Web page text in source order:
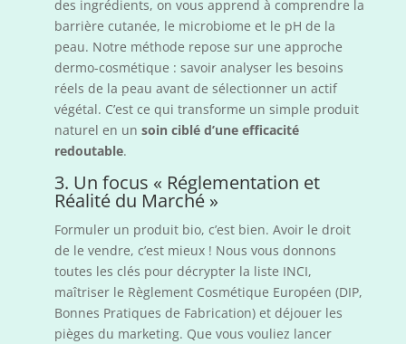
des ingrédients, on vous apprend à comprendre la
barrière cutanée, le microbiome et le pH de la
peau. Notre méthode repose sur une approche
dermo-cosmétique : savoir analyser les besoins
réels de la peau avant de sélectionner un actif
végétal. C’est ce qui transforme un simple produit
naturel en un soin ciblé d’une efficacité
redoutable.
3. Un focus « Réglementation et
Réalité du Marché »
Formuler un produit bio, c’est bien. Avoir le droit
de le vendre, c’est mieux ! Nous vous donnons
toutes les clés pour décrypter la liste INCI,
maîtriser le Règlement Cosmétique Européen (DIP,
Bonnes Pratiques de Fabrication) et déjouer les
pièges du marketing. Que vous vouliez lancer